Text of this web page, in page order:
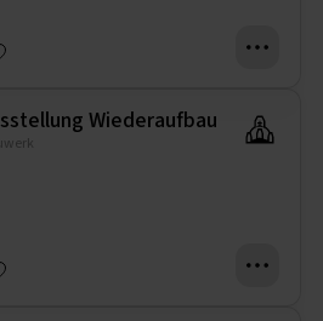
Wiederaufbau